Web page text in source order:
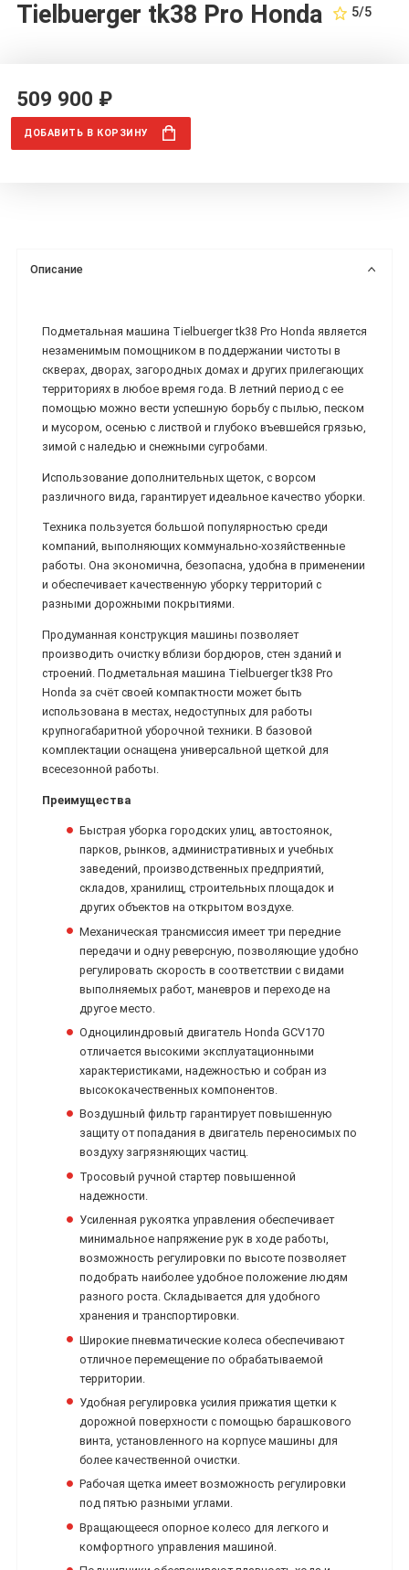
Tielbuerger tk38 Pro Honda
5/5
509 900 ₽
ДОБАВИТЬ В КОРЗИНУ
Описание
Подметальная машина Tielbuerger tk38 Pro Honda является
незаменимым помощником в поддержании чистоты в
скверах, дворах, загородных домах и других прилегающих
территориях в любое время года. В летний период с ее
помощью можно вести успешную борьбу с пылью, песком
и мусором, осенью с листвой и глубоко въевшейся грязью,
зимой с наледью и снежными сугробами.
Использование дополнительных щеток, с ворсом
различного вида, гарантирует идеальное качество уборки.
Техника пользуется большой популярностью среди
компаний, выполняющих коммунально-хозяйственные
работы. Она экономична, безопасна, удобна в применении
и обеспечивает качественную уборку территорий с
разными дорожными покрытиями.
Продуманная конструкция машины позволяет
производить очистку вблизи бордюров, стен зданий и
строений. Подметальная машина Tielbuerger tk38 Pro
Honda за счёт своей компактности может быть
использована в местах, недоступных для работы
крупногабаритной уборочной техники. В базовой
комплектации оснащена универсальной щеткой для
всесезонной работы.
Преимущества
Быстрая уборка городских улиц, автостоянок,
парков, рынков, административных и учебных
заведений, производственных предприятий,
складов, хранилищ, строительных площадок и
других объектов на открытом воздухе.
Механическая трансмиссия имеет три передние
передачи и одну реверсную, позволяющие удобно
регулировать скорость в соответствии с видами
выполняемых работ, маневров и переходе на
другое место.
Одноцилиндровый двигатель Honda GCV170
отличается высокими эксплуатационными
характеристиками, надежностью и собран из
высококачественных компонентов.
Воздушный фильтр гарантирует повышенную
защиту от попадания в двигатель переносимых по
воздуху загрязняющих частиц.
Тросовый ручной стартер повышенной
надежности.
Усиленная рукоятка управления обеспечивает
минимальное напряжение рук в ходе работы,
возможность регулировки по высоте позволяет
подобрать наиболее удобное положение людям
разного роста. Складывается для удобного
хранения и транспортировки.
Широкие пневматические колеса обеспечивают
отличное перемещение по обрабатываемой
территории.
Удобная регулировка усилия прижатия щетки к
дорожной поверхности с помощью барашкового
винта, установленного на корпусе машины для
более качественной очистки.
Рабочая щетка имеет возможность регулировки
под пятью разными углами.
Вращающееся опорное колесо для легкого и
комфортного управления машиной.